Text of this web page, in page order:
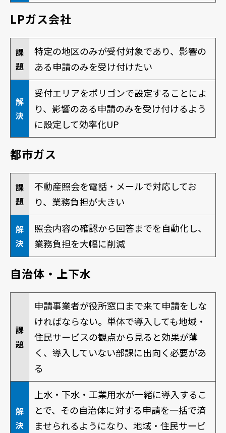
LPガス会社
課
題
特定の地区のみが受付対象であり、 影響の
ある申請のみを受け付けたい
解
決
受付エリアをポリゴンで設定することによ
り、 影響のある申請のみを受け付けるよう
に設定して効率化UP
都市ガス
課
題
不動産照会を電話・メールで対応してお
り、業務負担が大きい
解
決
照会内容の確認から回答までを自動化し、
業務負担を大幅に削減
自治体・上下水
課
題
申請事業者が役所窓口まで来て申請をしな
ければならない。単体で導入しても地域・
住民サービスの観点から見ると効果が薄
く、導入していない部課に出向く必要があ
る
解
決
上水・下水・工業用水が一緒に導入するこ
とで、その自治体に対する申請を一括で済
ませられるようになり、地域・住民サービ